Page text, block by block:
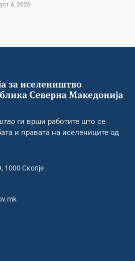
4, 2026
ги врши работите што се
и правата на иселениците од
1000 Скопје